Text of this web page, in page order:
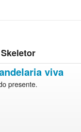
viva
presente.